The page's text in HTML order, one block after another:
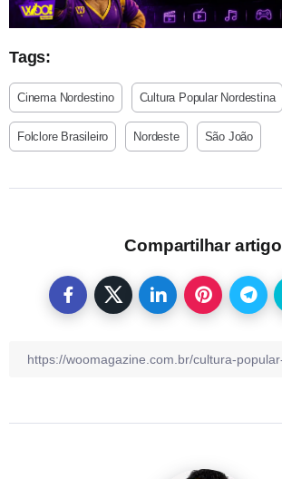
Tags:
Cinema Nordestino Cultura Popular Nordestina
Folclore Brasileiro Nordeste São João
Compartilhar artigo